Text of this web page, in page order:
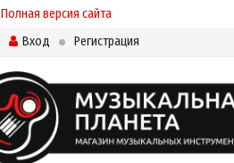
Полная версия сайта
Вход
Регистрация